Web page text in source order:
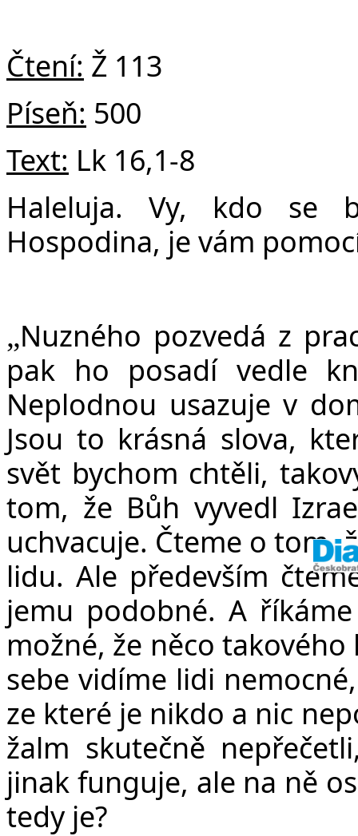
v
Čtení: Ž 113
Píseň: 500
Text: Lk 16,1-8
Haleluja. Vy, kdo se
Hospodina, je vám
„Nuzného pozvedá z
pak ho posadí vedle
Neplodnou usazuje v
Jsou to krásná slova,
svět bychom chtěli,
tom, že Bůh vyvedl
uchvacuje. Čteme o tom,
lidu. Ale především
jemu podobné. A
možné, že něco
sebe vidíme lidi
ze které je nikdo a nic
žalm skutečně
jinak funguje, ale na ně
tedy je?